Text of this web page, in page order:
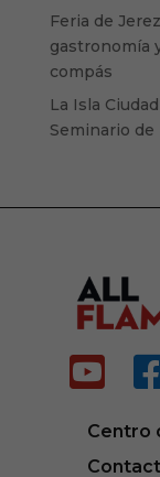
Feria de
gastronomía
compás
La Isla
Seminario de
 
Centro